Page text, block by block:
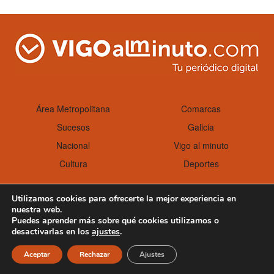
Área Metropolitana
Comarcas
Sucesos
Galicia
Nacional
Vigo al minuto
Cultura
Deportes
Aviso Legal Política de cookies
Utilizamos cookies para ofrecerte la mejor experiencia en
nuestra web.
Puedes aprender más sobre qué cookies utilizamos o
desactivarlas en los ajustes.
Aceptar Rechazar Ajustes